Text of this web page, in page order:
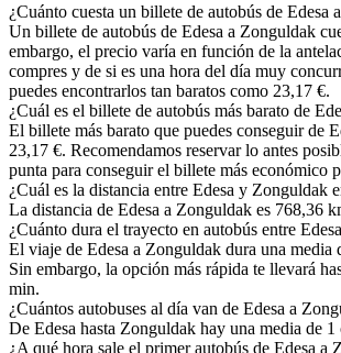
¿Cuánto cuesta un billete de autobús de Edesa
Un billete de autobús de Edesa a Zonguldak
embargo, el precio varía en función de la
compres y de si es una hora del día muy
puedes encontrarlos tan baratos como 23,17 €.
¿Cuál es el billete de autobús más barato de
El billete más barato que puedes conseguir de
23,17 €. Recomendamos reservar lo antes
punta para conseguir el billete más económico
¿Cuál es la distancia entre Edesa y Zonguldak
La distancia de Edesa a Zonguldak es 768,36
¿Cuánto dura el trayecto en autobús entre
El viaje de Edesa a Zonguldak dura una media
Sin embargo, la opción más rápida te llevará
min.
¿Cuántos autobuses al día van de Edesa a
De Edesa hasta Zonguldak hay una media de 1
¿A qué hora sale el primer autobús de Edesa a